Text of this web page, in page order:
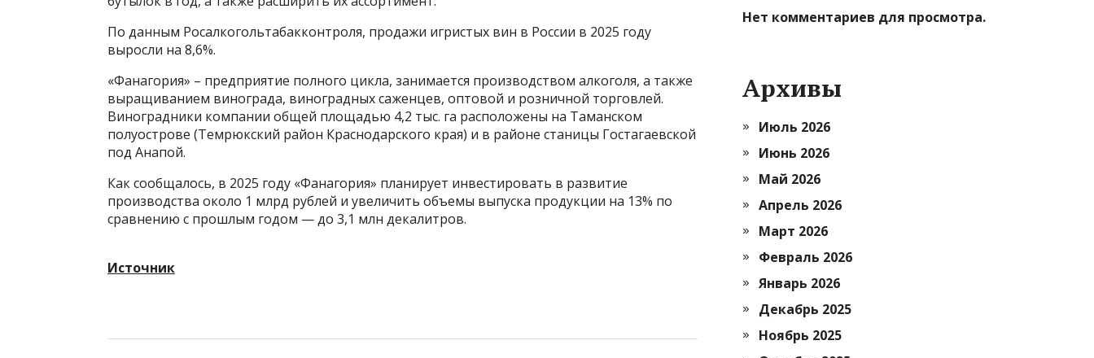
По данным Росалкогольтабакконтроля, продажи игристых вин в России в 2025 году
выросли на 8,6%.
«Фанагория» – предприятие полного цикла, занимается производством алкоголя, а также
выращиванием винограда, виноградных саженцев, оптовой и розничной торговлей.
Виноградники компании общей площадью 4,2 тыс. га расположены на Таманском
полуострове (Темрюкский район Краснодарского края) и в районе станицы Гостагаевской
под Анапой.
Как сообщалось, в 2025 году «Фанагория» планирует инвестировать в развитие
производства около 1 млрд рублей и увеличить объемы выпуска продукции на 13% по
сравнению с прошлым годом — до 3,1 млн декалитров.
Источник
Нет комментариев для просмотра.
Архивы
Июль 2026
Июнь 2026
Май 2026
Апрель 2026
Март 2026
Февраль 2026
Январь 2026
Декабрь 2025
Ноябрь 2025